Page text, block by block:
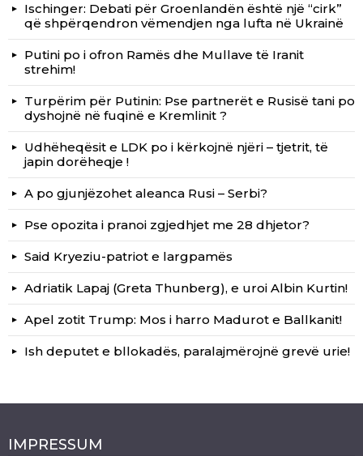
Ischinger: Debati për Groenlandën është një “cirk”
që shpërqendron vëmendjen nga lufta në Ukrainë
Putini po i ofron Ramës dhe Mullave të Iranit
strehim!
Turpërim për Putinin: Pse partnerët e Rusisë tani po
dyshojnë në fuqinë e Kremlinit ?
Udhëheqësit e LDK po i kërkojnë njëri – tjetrit, të
japin dorëheqje !
A po gjunjëzohet aleanca Rusi – Serbi?
Pse opozita i pranoi zgjedhjet me 28 dhjetor?
Said Kryeziu-patriot e largpamës
Adriatik Lapaj (Greta Thunberg), e uroi Albin Kurtin!
Apel zotit Trump: Mos i harro Madurot e Ballkanit!
Ish deputet e bllokadës, paralajmërojnë grevë urie!
IMPRESSUM